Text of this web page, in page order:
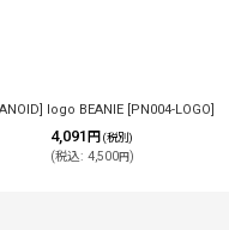
logo BEANIE [PN004-LOGO]
4,091 円 (税別)
(税込: 4,500円)